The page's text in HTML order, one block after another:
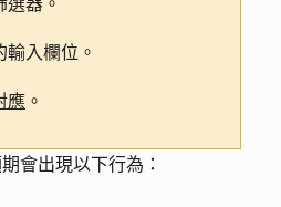
選器。
入欄位。
應 。
會出現以下行為：